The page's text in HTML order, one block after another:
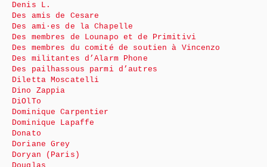
Denis L.
Des amis de Cesare
Des ami·es de la Chapelle
Des membres de Lounapo et de Primitivi
Des membres du comité de soutien à Vincenzo
Des militantes d’Alarm Phone
Des pailhassous parmi d’autres
Diletta Moscatelli
Dino Zappia
DiOlTo
Dominique Carpentier
Dominique Lapaffe
Donato
Doriane Grey
Doryan (Paris)